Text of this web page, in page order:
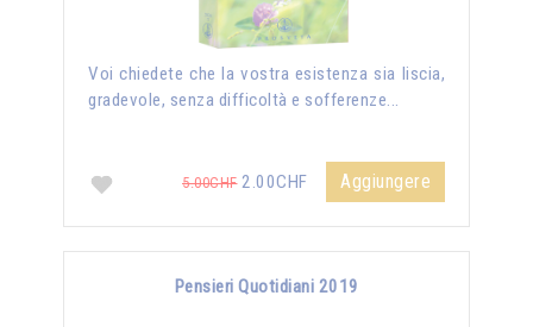
Voi chiedete che la vostra esistenza sia liscia,
gradevole, senza difficoltà e sofferenze...
5.00CHF2.00CHF Aggiungere
Pensieri Quotidiani 2019